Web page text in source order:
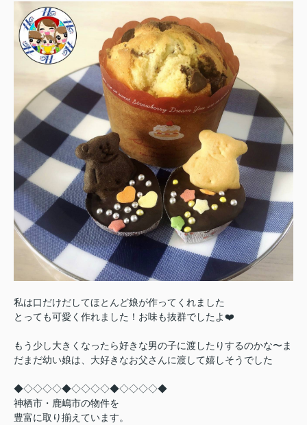
私は口だけだしてほとんど娘が作ってくれました
とっても可愛く作れました！お味も抜群でしたよ❤️
もう少し大きくなったら好きな男の子に渡したりするのかな〜ま
だまだ幼い娘は、大好きなお父さんに渡して嬉しそうでした
◆◇◇◇◇◆◇◇◇◇◆◇◇◇◇◆
神栖市・鹿嶋市の物件を
豊富に取り揃えています。